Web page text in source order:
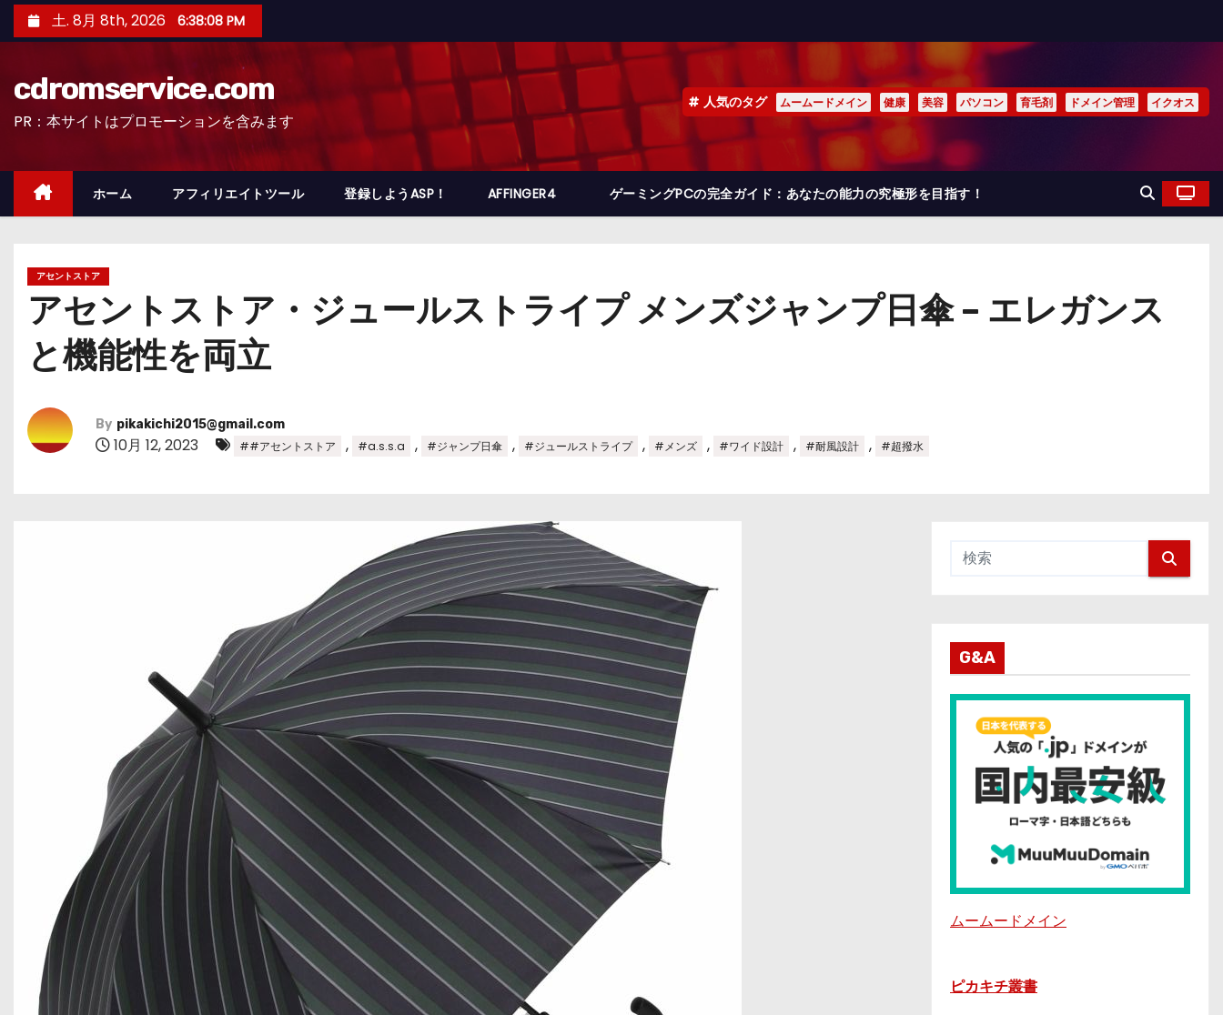
ン
ッ
土. 8月 8th, 2026 6:38:10 PM
cdromservice.com
PR：本サイトはプロモーションを含みます
人気のタグ ムームードメイン 健康 美容 パソコン 育毛剤 ドメイン管理 イクオス
ホーム アフィリエイトツール 登録しようASP！ AFFINGER4 ゲーミングPCの完全ガイド：あなたの能力の究極形を目指す！
アセントストア
アセントストア・ジュールストライプ メンズジャンプ日傘 – エレガンス
と機能性を両立
By pikakichi2015@gmail.com
10月 12, 2023 ##アセントストア , #a.s.s.a , #ジャンプ日傘 , #ジュールストライプ , #メンズ , #ワイド設計 , #耐風設計 , #超撥水
G&A
ムームードメイン
ピカキチ叢書